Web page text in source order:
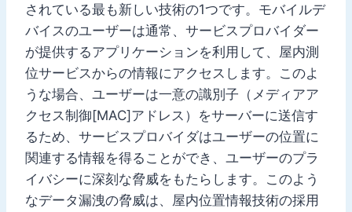
されている最も新しい技術の1つです。モバイルデ
バイスのユーザーは通常、サービスプロバイダー
が提供するアプリケーションを利用して、屋内測
位サービスからの情報にアクセスします。このよ
うな場合、ユーザーは一意の識別子（メディアア
クセス制御[MAC]アドレス）をサーバーに送信す
るため、サービスプロバイダはユーザーの位置に
関連する情報を得ることができ、ユーザーのプラ
イバシーに深刻な脅威をもたらします。このよう
なデータ漏洩の脅威は、屋内位置情報技術の採用